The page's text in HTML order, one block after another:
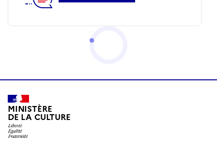
MINISTÈRE
DE LA CULTURE